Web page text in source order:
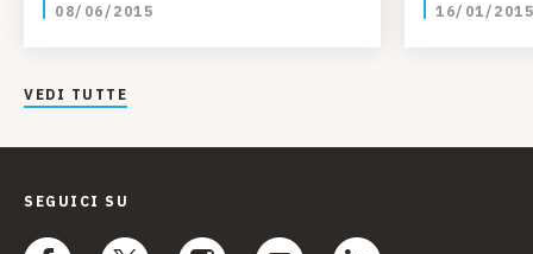
08/06/2015 16/01/2015
VEDI TUTTE
SEGUICI SU